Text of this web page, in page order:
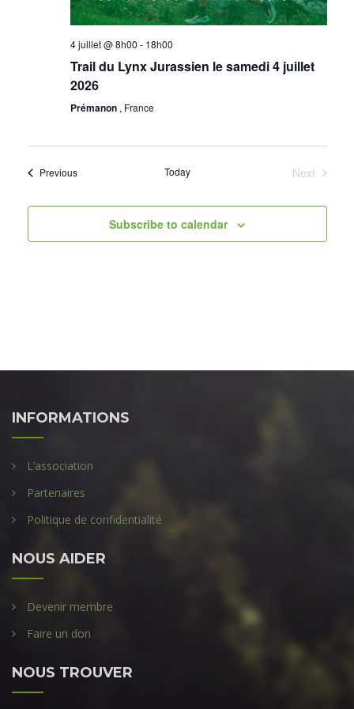
4 juillet @ 8h00 - 18h00
Trail du Lynx Jurassien le samedi 4 juillet
2026
Prémanon , France
PreviousEvents Today
Next
Subscribe to calendar
INFORMATIONS
L’association
Partenaires
Politique de confidentialité
NOUS AIDER
Devenir membre
Faire un don
NOUS TROUVER